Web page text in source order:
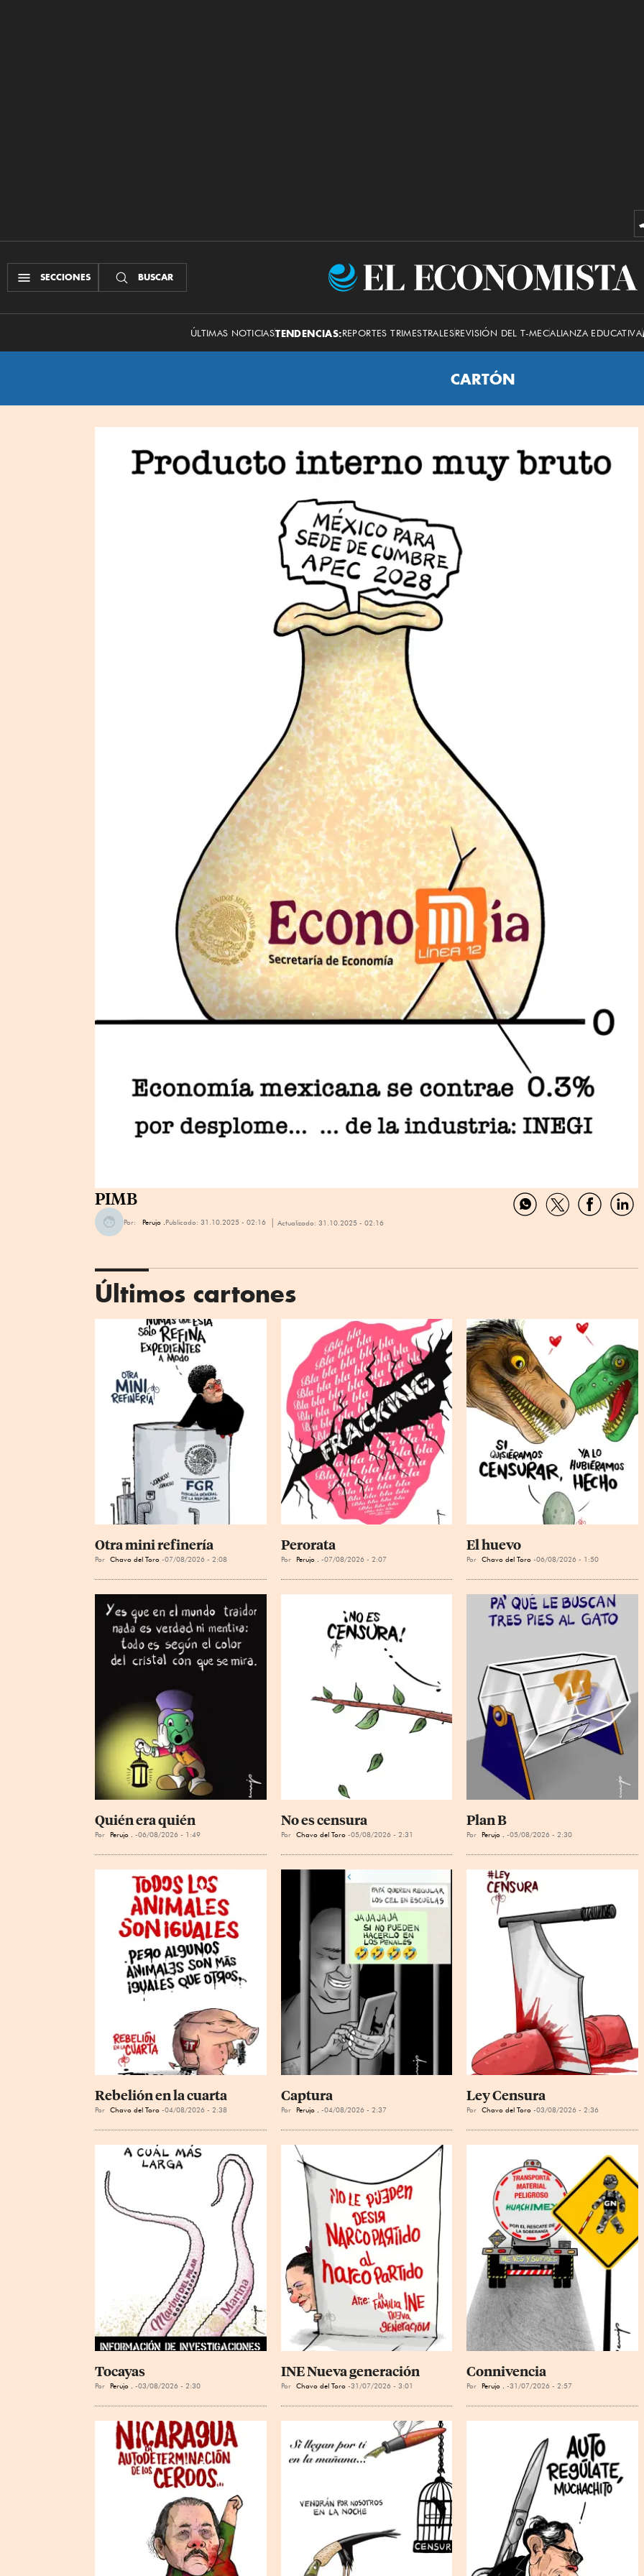
SECCIONES BUSCAR
El
ÚLTIMAS NOTICIASTENDENCIAS:REPORTES TRIMESTRALESREVISIÓN DEL T-MECALIANZA EDUCATIVA
CARTÓN
PIMB
Por: Perujo . Publicado: 31.10.2025 - 02:16 Actualizado: 31.10.2025 - 02:16
CompartirCompartirCompartir
Últimos cartones
Otra mini refinería
Por Chavo del Toro 07/08/2026 - 2:08
Perorata
Por Perujo . 07/08/2026 - 2:07
El huevo
Por Chavo del Toro 06/08/2026 - 1:50
Quién era quién
Por Perujo . 06/08/2026 - 1:49
No es censura
Por Chavo del Toro 05/08/2026 - 2:31
Plan B
Por Perujo . 05/08/2026 - 2:30
Rebelión en la cuarta
Por Chavo del Toro 04/08/2026 - 2:38
Captura
Por Perujo . 04/08/2026 - 2:37
Ley Censura
Por Chavo del Toro 03/08/2026 - 2:36
Tocayas
Por Perujo . 03/08/2026 - 2:30
INE Nueva generación
Por Chavo del Toro 31/07/2026 - 3:01
Connivencia
Por Perujo . 31/07/2026 - 2:57